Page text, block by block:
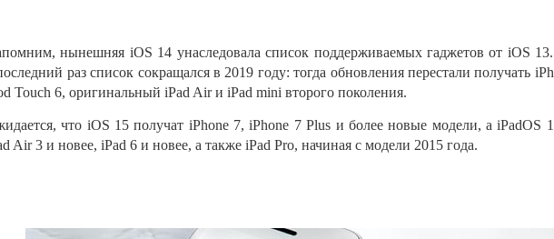
нынешняя iOS 14 унаследовала список поддерживаемых гаджетов от iOS
раз список сокращался в 2019 году: тогда обновления перестали получать
Touch 6, оригинальный iPad Air и iPad mini второго поколения.
что iOS 15 получат iPhone7,iPhone 7 Plus и более новые модели, а iPadOS
Air 3 и новее, iPad 6 и новее, а также iPad Pro, начиная с модели 2015 года.